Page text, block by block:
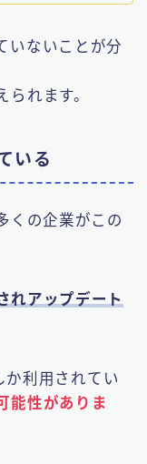
いないことが分
れます。
いる
くの企業がこの
れアップデート
利用されてい
能性がありま